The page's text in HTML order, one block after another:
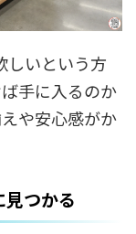
しいという方
手に入るのか
や安心感がか
つかる